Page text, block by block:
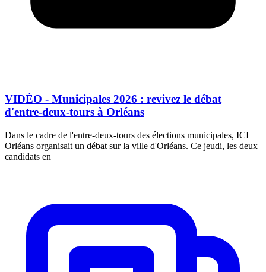
VIDÉO - Municipales 2026 : revivez le débat
d'entre-deux-tours à Orléans
Dans le cadre de l'entre-deux-tours des élections municipales, ICI
Orléans organisait un débat sur la ville d'Orléans. Ce jeudi, les deux
candidats en